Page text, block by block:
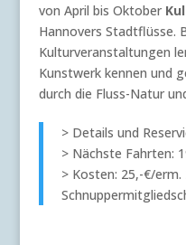
von April bis Oktober
Hannovers Stadtflüsse.
Kulturveranstaltungen
Kunstwerk kennen und
durch die Fluss-Natur
> Details und
> Nächste Fahrten:
> Kosten: 25,-€/